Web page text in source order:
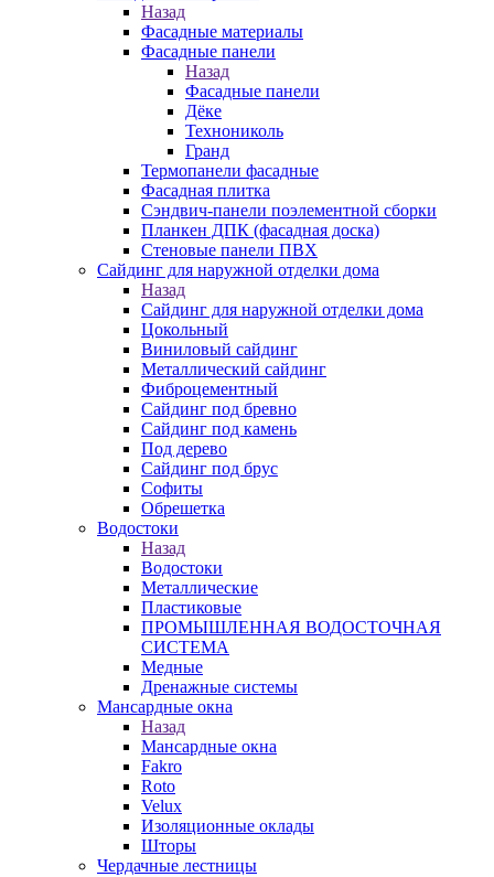
Назад
Фасадные материалы
Фасадные панели
Назад
Фасадные панели
Дёке
Технониколь
Гранд
Термопанели фасадные
Фасадная плитка
Сэндвич-панели поэлементной сборки
Планкен ДПК (фасадная доска)
Стеновые панели ПВХ
Сайдинг для наружной отделки дома
Назад
Сайдинг для наружной отделки дома
Цокольный
Виниловый сайдинг
Металлический сайдинг
Фиброцементный
Сайдинг под бревно
Сайдинг под камень
Под дерево
Сайдинг под брус
Софиты
Обрешетка
Водостоки
Назад
Водостоки
Металлические
Пластиковые
ПРОМЫШЛЕННАЯ ВОДОСТОЧНАЯ
СИСТЕМА
Медные
Дренажные системы
Мансардные окна
Назад
Мансардные окна
Fakro
Roto
Velux
Изоляционные оклады
Шторы
Чердачные лестницы